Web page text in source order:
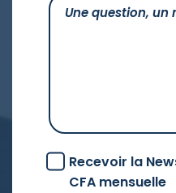
Une question, un
Recevoir la
CFA mensuelle